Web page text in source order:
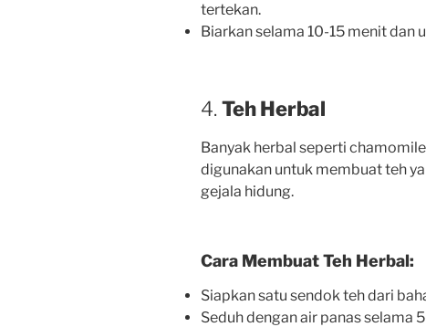
tertekan.
Biarkan selama 10-15 menit dan
4. Teh Herbal
Banyak herbal seperti
digunakan untuk membuat teh
gejala hidung.
Cara Membuat Teh Herbal:
Siapkan satu sendok teh dari
Seduh dengan air panas selama